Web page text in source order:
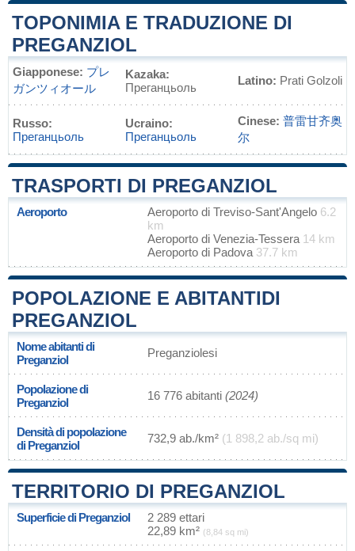
TOPONIMIA E TRADUZIONE DI
PREGANZIOL
Giapponese: プレ
ガンツィオール
Kazaka:
Преганцьоль
Latino: Prati Golzoli
Russo:
Преганцьоль
Ucraino:
Преганцьоль
Cinese: 普雷甘齐奥
尔
TRASPORTI DI PREGANZIOL
Aeroporto Aeroporto di Treviso-Sant'Angelo 6.2
km
Aeroporto di Venezia-Tessera 14 km
Aeroporto di Padova 37.7 km
POPOLAZIONE E ABITANTIDI
PREGANZIOL
Nome abitanti di
Preganziol
Preganziolesi
Popolazione di
Preganziol
16 776 abitanti (2024)
Densità di popolazione
di Preganziol
732,9 ab./km² (1 898,2 ab./sq mi)
TERRITORIO DI PREGANZIOL
Superficie di Preganziol
2 289 ettari
22,89 km² (8,84 sq mi)